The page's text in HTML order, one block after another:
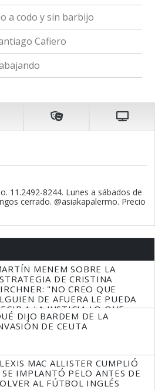
a codo y sin barbijo
Cafiero
11.2492-8244. Lunes a sábados de
cerrado. @asiakapalermo. Precio
MENEM SOBRE LA
DE CRISTINA
"NO CREO QUE
DE AFUERA LE PUEDA
A LA JUSTICIA LO QUE
QUE HACER"
DIJO BARDEM DE LA
DE CEUTA
MAC ALLISTER CUMPLIÓ
SE IMPLANTÓ PELO ANTES DE
AL FÚTBOL INGLÉS